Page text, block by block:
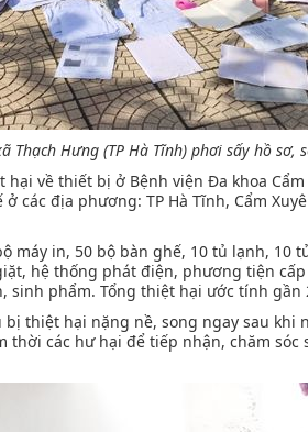
Thạch Hưng (TP Hà Tĩnh) phơi sấy hồ sơ,
về thiết bị ở Bệnh viện Đa khoa
các địa phương: TP Hà Tĩnh, Cẩm
máy in, 50 bộ bàn ghế, 10 tủ lạnh, 10
hệ thống phát điện, phương tiện
sinh phẩm. Tổng thiệt hại ước tính gần
bị thiệt hại nặng nề, song ngay sau
các hư hại để tiếp nhận, chăm sóc